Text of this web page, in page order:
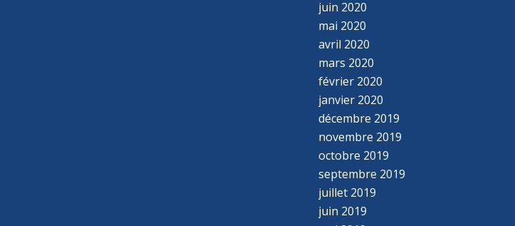
juin 2020
mai 2020
avril 2020
mars 2020
février 2020
janvier 2020
décembre 2019
novembre 2019
octobre 2019
septembre 2019
juillet 2019
juin 2019